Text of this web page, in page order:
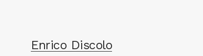
Enrico Discolo